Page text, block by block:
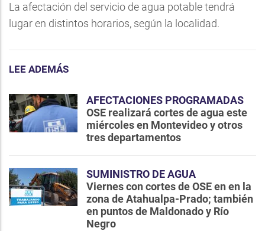
La afectación del servicio de agua potable tendrá
lugar en distintos horarios, según la localidad.
LEE ADEMÁS
AFECTACIONES PROGRAMADAS
OSE realizará cortes de agua este
miércoles en Montevideo y otros
tres departamentos
SUMINISTRO DE AGUA
Viernes con cortes de OSE en en la
zona de Atahualpa-Prado; también
en puntos de Maldonado y Río
Negro